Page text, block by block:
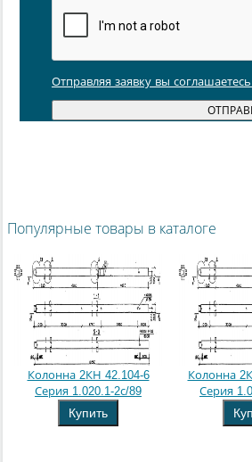
Отправляя заявку вы
Популярные товары в каталоге
Колонна 2КН 42.104-6
Серия 1.020.1-2с/89
Купить
Колонна
Серия